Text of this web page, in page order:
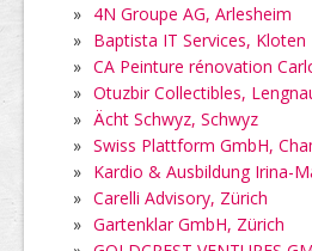
» 4N Groupe AG, Arlesheim
» Baptista IT Services, Kloten
» CA Peinture rénovation
» Otuzbir Collectibles,
» Ächt Schwyz, Schwyz
» Swiss Plattform GmbH,
» Kardio & Ausbildung Irina-
» Carelli Advisory, Zürich
» Gartenklar GmbH, Zürich